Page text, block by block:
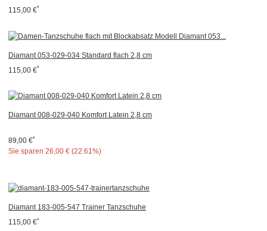
115,00 €*
Diamant 053-029-034 Standard flach 2,8 cm
115,00 €*
Diamant 008-029-040 Komfort Latein 2,8 cm
89,00 €*
Sie sparen 26,00 € (22.61%)
Diamant 183-005-547 Trainer Tanzschuhe
115,00 €*